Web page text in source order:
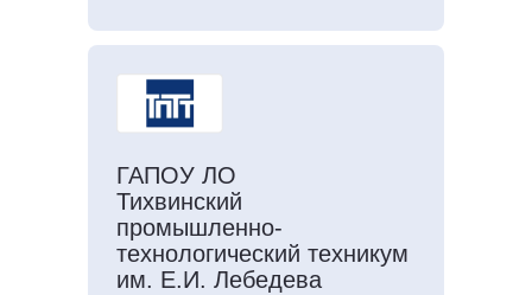
ГАПОУ ЛО
Тихвинский
промышленно-
технологический техникум
им. Е.И. Лебедева